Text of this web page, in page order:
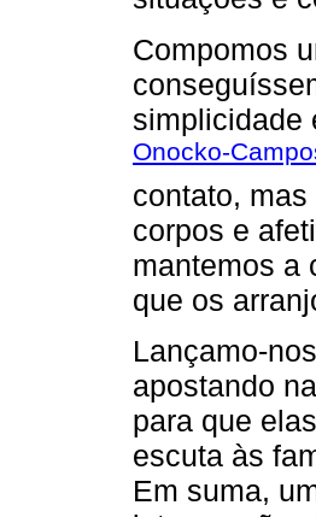
Compomos
simplicidade
Onocko-
contato,
corpos e
mantemos a
que os
Lançamo-
apostando
para que
escuta às
Em suma,